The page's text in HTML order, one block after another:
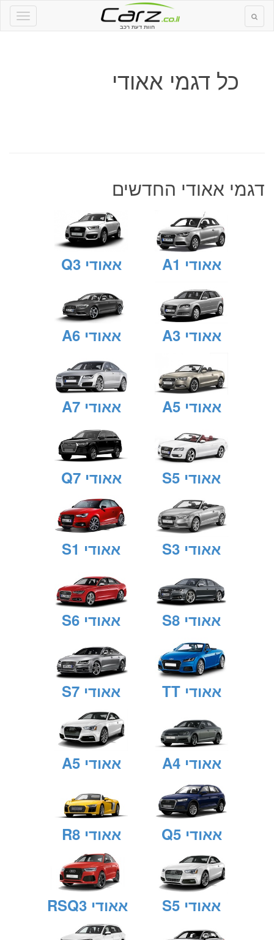
חוות דעת רכב
כל דגמי אאודי
דגמי אאודי החדשים
אאודי A1 אאודי Q3
אאודי A3 אאודי A6
אאודי A5 אאודי A7
אאודי S5 אאודי Q7
אאודי S3 אאודי S1
אאודי S8 אאודי S6
אאודי TT אאודי S7
אאודי A4 אאודי A5
אאודי Q5 אאודי R8
אאודי S5 אאודי RSQ3